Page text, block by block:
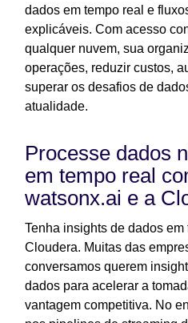
dados em tempo real e
explicáveis. Com acesso
qualquer nuvem, sua
operações, reduzir custos,
superar os desafios de
atualidade.
Processe dados
em tempo real
watsonx.ai e a
Tenha insights de dados
Cloudera. Muitas das
conversamos querem
dados para acelerar a
vantagem competitiva. No